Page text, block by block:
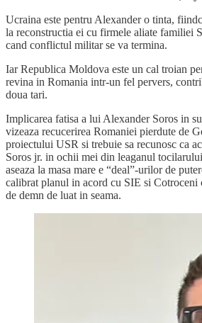
Ucraina este pentru Alexander o tinta,
la reconstructia ei cu firmele aliate familiei
cand conflictul militar se va termina.
Iar Republica Moldova este un cal troian
revina in Romania intr-un fel pervers,
doua tari.
Implicarea fatisa a lui Alexander Soros in
vizeaza recucerirea Romaniei pierdute de
proiectului USR si trebuie sa recunosc ca
Soros jr. in ochii mei din leaganul
aseaza la masa mare e “deal”-urilor de
calibrat planul in acord cu SIE si Cotroceni
de demn de luat in seama.